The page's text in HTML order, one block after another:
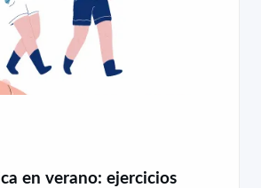
en verano: ejercicios